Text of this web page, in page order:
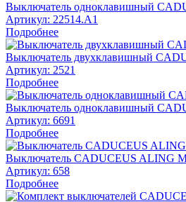
Выключатель одноклавишный
Артикул: 22514.A1
Подробнее
Выключатель двухклавишный
Артикул: 2521
Подробнее
Выключатель одноклавишный
Артикул: 6691
Подробнее
Выключатель CADUCEUS ALING
Артикул: 658
Подробнее